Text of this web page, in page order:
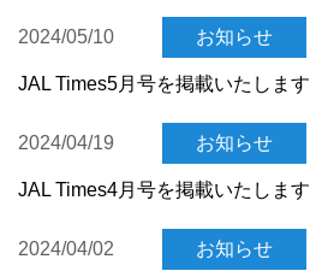
2024/05/10 お知らせ
JAL Times5月号を掲載いたします
2024/04/19 お知らせ
JAL Times4月号を掲載いたします
2024/04/02 お知らせ